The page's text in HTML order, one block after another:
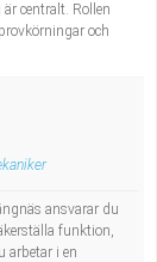
centralt. Rollen
och
ansvarar du
funktion,
arbetar i en